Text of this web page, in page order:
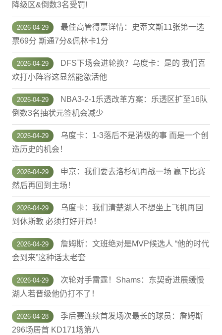
降级区&倒数3名受罚!
2026-04-29
最佳高管得票详情：史蒂文斯11张第一选
票69分 斯通7分&佩林卡1分
2026-04-29
DFS下场会进轮换？乌度卡：是的 我们喜
欢打小阵容这显然能激活他
2026-04-29
NBA3-2-1乐透改革方案：乐透区扩至16队
倒数3名抽状元签机会减少
2026-04-29
乌度卡：1-3落后不是消极的事 而是一个创
造历史的机会！
2026-04-29
申京：我们要去洛杉矶再战一场 赢下比赛
然后再回到主场！
2026-04-29
乌度卡：我们清楚湖人不想坐上飞机再回
到休斯敦 必须打好开局！
2026-04-29
詹姆斯：文班绝对是MVP候选人 “他的时代
会到来”这种话太老套
2026-04-29
次轮对手雷霆！Shams：东契奇进展缓慢
湖人若晋级他仍打不了！
2026-04-28
季后赛连续首发场次最长的球员：詹姆斯
296场居首 KD171场第八